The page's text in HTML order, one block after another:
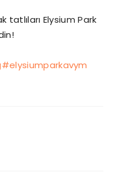
tatlıları Elysium Park
#elysiumparkavym